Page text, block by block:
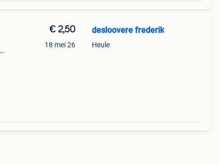
€ 2,50
18 mei 26
desloovere frederik
Heule